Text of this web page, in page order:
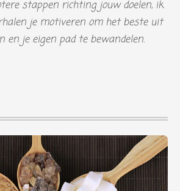
stappen richting jouw doelen, ik
je motiveren om het beste uit
en je eigen pad te bewandelen.